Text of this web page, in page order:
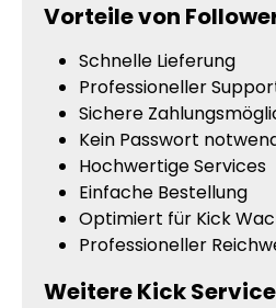
Vorteile von
Schnelle Lieferung
Professioneller
Sichere
Kein Passwort
Hochwertige Services
Einfache Bestellung
Optimiert für Kick
Professioneller
Weitere Kick